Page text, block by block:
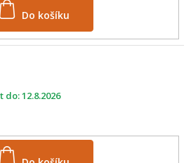
Do košíku
Do košíku
12.8.2026